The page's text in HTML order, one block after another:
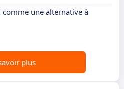
comme une alternative à
plus